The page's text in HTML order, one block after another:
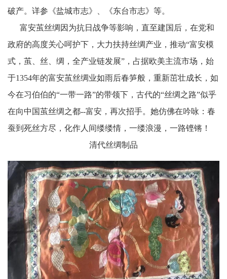
破产。详参《盐城市志》、《东台市志》等。
富安茧丝绸因为抗日战争等影响，直至建国后，在党和
政府的高度关心呵护下，大力扶持丝绸产业，推动“富安模
式，茧、丝、绸，全产业链发展”，占据欧美主流市场，始
于1354年的富安茧丝绸业如雨后春笋般，重新茁壮成长，如
今在习伯伯的“一带一路”的带领下，古代的“丝绸之路”似乎
在向中国茧丝绸之都--富安，再次招手。她仿佛在吟咏：春
蚕到死丝方尽，化作人间缕缕情，一缕浪漫，一路铿锵！
清代丝绸制品